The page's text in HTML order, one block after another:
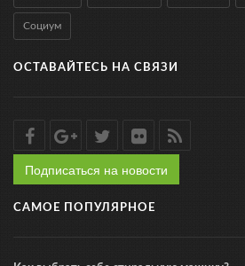
Социум
ОСТАВАЙТЕСЬ НА СВЯЗИ
Подписаться на новости
САМОЕ ПОПУЛЯРНОЕ